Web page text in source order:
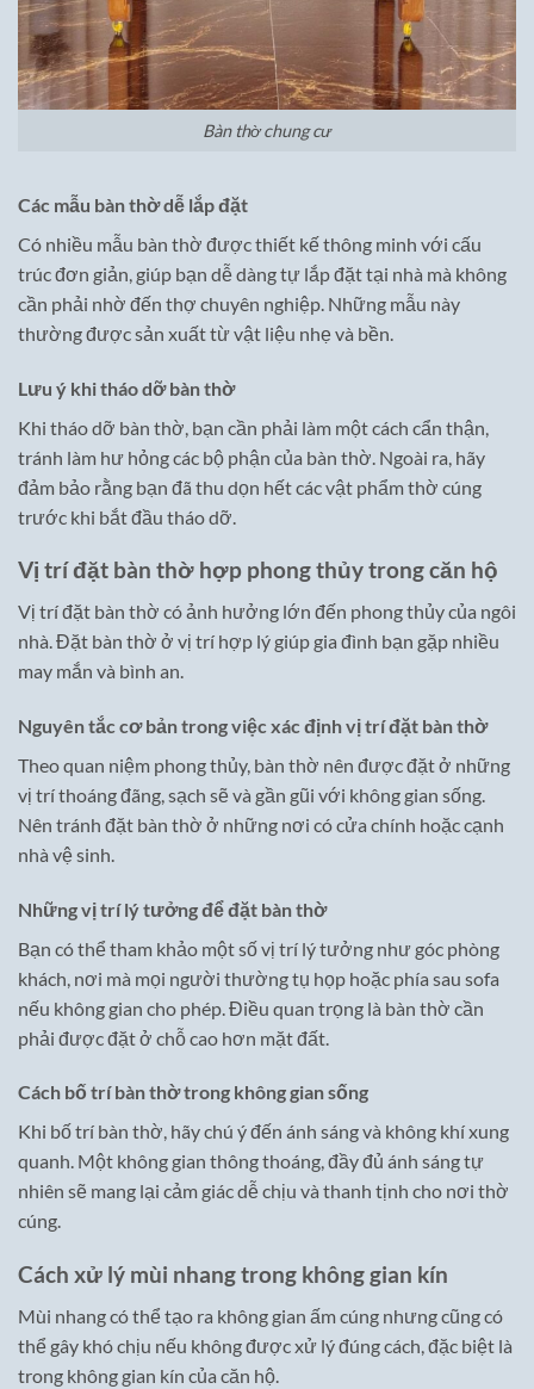
Bàn thờ chung cư
Các mẫu bàn thờ dễ lắp đặt
Có nhiều mẫu bàn thờ được thiết kế thông minh với cấu
trúc đơn giản, giúp bạn dễ dàng tự lắp đặt tại nhà mà không
cần phải nhờ đến thợ chuyên nghiệp. Những mẫu này
thường được sản xuất từ vật liệu nhẹ và bền.
Lưu ý khi tháo dỡ bàn thờ
Khi tháo dỡ bàn thờ, bạn cần phải làm một cách cẩn thận,
tránh làm hư hỏng các bộ phận của bàn thờ. Ngoài ra, hãy
đảm bảo rằng bạn đã thu dọn hết các vật phẩm thờ cúng
trước khi bắt đầu tháo dỡ.
Vị trí đặt bàn thờ hợp phong thủy trong căn hộ
Vị trí đặt bàn thờ có ảnh hưởng lớn đến phong thủy của ngôi
nhà. Đặt bàn thờ ở vị trí hợp lý giúp gia đình bạn gặp nhiều
may mắn và bình an.
Nguyên tắc cơ bản trong việc xác định vị trí đặt bàn thờ
Theo quan niệm phong thủy, bàn thờ nên được đặt ở những
vị trí thoáng đãng, sạch sẽ và gần gũi với không gian sống.
Nên tránh đặt bàn thờ ở những nơi có cửa chính hoặc cạnh
nhà vệ sinh.
Những vị trí lý tưởng để đặt bàn thờ
Bạn có thể tham khảo một số vị trí lý tưởng như góc phòng
khách, nơi mà mọi người thường tụ họp hoặc phía sau sofa
nếu không gian cho phép. Điều quan trọng là bàn thờ cần
phải được đặt ở chỗ cao hơn mặt đất.
Cách bố trí bàn thờ trong không gian sống
Khi bố trí bàn thờ, hãy chú ý đến ánh sáng và không khí xung
quanh. Một không gian thông thoáng, đầy đủ ánh sáng tự
nhiên sẽ mang lại cảm giác dễ chịu và thanh tịnh cho nơi thờ
cúng.
Cách xử lý mùi nhang trong không gian kín
Mùi nhang có thể tạo ra không gian ấm cúng nhưng cũng có
thể gây khó chịu nếu không được xử lý đúng cách, đặc biệt là
trong không gian kín của căn hộ.